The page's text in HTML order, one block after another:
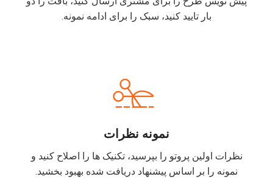
بار تایید کنید، سبک را برای ادامه نمونه.
نمونه نظرات
نظرات اولین پروتو را بپرسید، تکنیک ها را اصلاح کنید و
نمونه را بر اساس پیشنهاد دریافت شده بهبود بخشید.